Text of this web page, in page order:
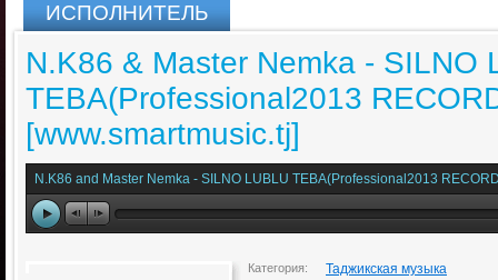
ИСПОЛНИТЕЛЬ
N.K86 & Мaster Nemka - SILNO
TEBA(Professional2013
[www.smartmusic.tj]
N.K86 and Master Nemka - SILNO LUBLU TEBA(Professional2013
Категория: Таджикская музыка